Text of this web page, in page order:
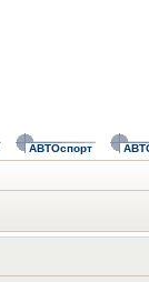
АВТОспорт